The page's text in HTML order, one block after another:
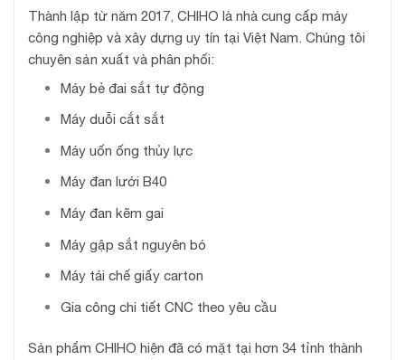
Thành lập từ năm 2017, CHIHO là nhà cung cấp máy
công nghiệp và xây dựng uy tín tại Việt Nam. Chúng tôi
chuyên sản xuất và phân phối:
Máy bẻ đai sắt tự động
Máy duỗi cắt sắt
Máy uốn ống thủy lực
Máy đan lưới B40
Máy đan kẽm gai
Máy gập sắt nguyên bó
Máy tái chế giấy carton
Gia công chi tiết CNC theo yêu cầu
Sản phẩm CHIHO hiện đã có mặt tại hơn 34 tỉnh thành